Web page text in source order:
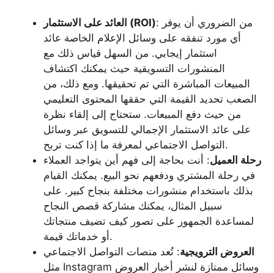
العائد على الاستثمار (ROI): من الضروري أن يوفر
أي مورد تنفقه على وسائل الإعلام الخاصة عائد
استثمار إيجابي. من السهل قياس ذلك مع
المنشورات التسويقية حيث يمكنك اكتشاف
المبيعات المباشرة التي تم تحقيقها. ومع ذلك، من
الصعب تحديد القيمة التي حققها المحتوى التعليمي
من حيث دفع المبيعات. ستحتاج إلى إلقاء نظرة
على عائد الاستثمار الإجمالي للتسويق عبر وسائل
التواصل الاجتماعي لمعرفة ما إذا كنت تربح.
رحلة العميل: أنت بحاجة إلى فهم أين يتواجد العملاء
في رحلة المشتري ودفعهم نحو البيع. يمكنك القيام
بذلك باستخدام منشورات مختلفة بنجاح كبير. على
سبيل المثال، يمكنك مشاركة قصص النجاح
لمساعدة الجمهور على تصور كيف تضيف منتجاتك
أو خدماتك قيمة.
العروض الترويجية: تُعد منصات التواصل الاجتماعي
مثل Instagram وسائل ممتازة لنشر أخبار العروض